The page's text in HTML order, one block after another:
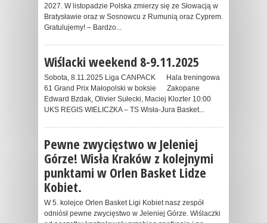
2027. W listopadzie Polska zmierzy się ze Słowacją w
Bratysławie oraz w Sosnowcu z Rumunią oraz Cyprem.
Gratulujemy! – Bardzo...
Wiślacki weekend 8-9.11.2025
Sobota, 8.11.2025 Liga CANPACK Hala treningowa
61 Grand Prix Małopolski w boksie Zakopane
Edward Bzdak, Olivier Sułecki, Maciej Klozter 10:00
UKS REGIS WIELICZKA – TS Wisła-Jura Basket...
Pewne zwycięstwo w Jeleniej
Górze! Wisła Kraków z kolejnymi
punktami w Orlen Basket Lidze
Kobiet.
W 5. kolejce Orlen Basket Ligi Kobiet nasz zespół
odniósł pewne zwycięstwo w Jeleniej Górze. Wiślaczki